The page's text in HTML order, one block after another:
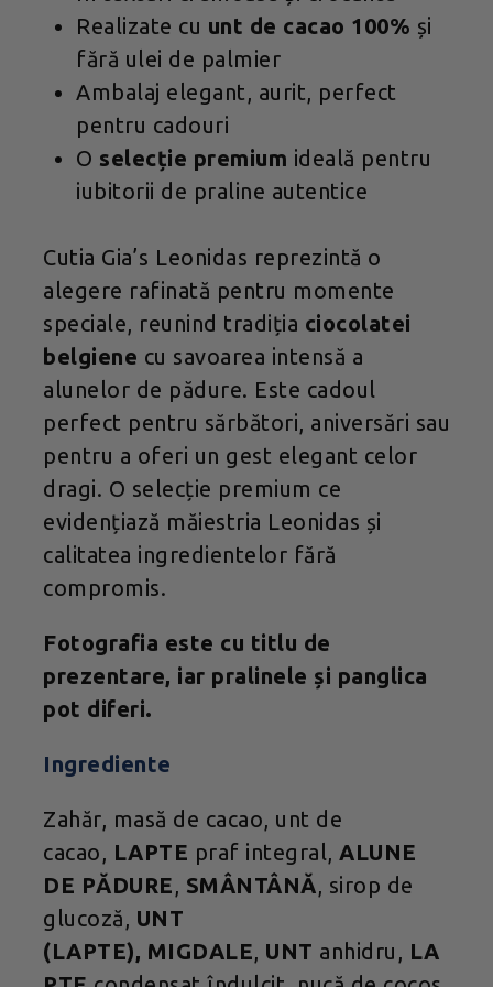
Realizate cu unt de cacao 100% și
fără ulei de palmier
Ambalaj elegant, aurit, perfect
pentru cadouri
O selecție premium ideală pentru
iubitorii de praline autentice
Cutia Gia’s Leonidas reprezintă o
alegere rafinată pentru momente
speciale, reunind tradiția ciocolatei
belgiene cu savoarea intensă a
alunelor de pădure. Este cadoul
perfect pentru sărbători, aniversări sau
pentru a oferi un gest elegant celor
dragi. O selecție premium ce
evidențiază măiestria Leonidas și
calitatea ingredientelor fără
compromis.
Fotografia este cu titlu de
prezentare, iar pralinele și panglica
pot diferi.
Ingrediente
Zahăr, masă de cacao, unt de
cacao, LAPTE praf integral, ALUNE
DE PĂDURE, SMÂNTÂNĂ, sirop de
glucoză, UNT
(LAPTE), MIGDALE, UNT anhidru, LA